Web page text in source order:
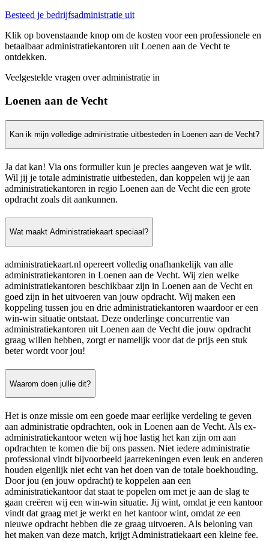
Besteed je bedrijfsadministratie uit
Klik op bovenstaande knop om de kosten voor een professionele en
betaalbaar administratiekantoren uit Loenen aan de Vecht te
ontdekken.
Veelgestelde vragen over administratie in
Loenen aan de Vecht
Kan ik mijn volledige administratie uitbesteden in Loenen aan de Vecht?
Ja dat kan! Via ons formulier kun je precies aangeven wat je wilt.
Wil jij je totale administratie uitbesteden, dan koppelen wij je aan
administratiekantoren in regio Loenen aan de Vecht die een grote
opdracht zoals dit aankunnen.
Wat maakt Administratiekaart speciaal?
administratiekaart.nl opereert volledig onafhankelijk van alle
administratiekantoren in Loenen aan de Vecht. Wij zien welke
administratiekantoren beschikbaar zijn in Loenen aan de Vecht en
goed zijn in het uitvoeren van jouw opdracht. Wij maken een
koppeling tussen jou en drie administratiekantoren waardoor er een
win-win situatie ontstaat. Deze onderlinge concurrentie van
administratiekantoren uit Loenen aan de Vecht die jouw opdracht
graag willen hebben, zorgt er namelijk voor dat de prijs een stuk
beter wordt voor jou!
Waarom doen jullie dit?
Het is onze missie om een goede maar eerlijke verdeling te geven
aan administratie opdrachten, ook in Loenen aan de Vecht. Als ex-
administratiekantoor weten wij hoe lastig het kan zijn om aan
opdrachten te komen die bij ons passen. Niet iedere administratie
professional vindt bijvoorbeeld jaarrekeningen even leuk en anderen
houden eigenlijk niet echt van het doen van de totale boekhouding.
Door jou (en jouw opdracht) te koppelen aan een
administratiekantoor dat staat te popelen om met je aan de slag te
gaan creëren wij een win-win situatie. Jij wint, omdat je een kantoor
vindt dat graag met je werkt en het kantoor wint, omdat ze een
nieuwe opdracht hebben die ze graag uitvoeren. Als beloning van
het maken van deze match, krijgt Administratiekaart een kleine fee.